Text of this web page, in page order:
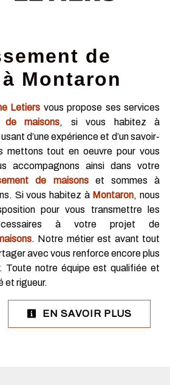
de
Montaron
Letiers vous propose ses services
de maisons, si vous habitez à
d’une expérience et d’un savoir-
mettons tout en oeuvre pour vous
accompagnons ainsi dans votre
de maisonset sommes à
Si vous habitez à Montaron, nous
pour vous transmettre les
à votre projet de
. Notre métier est avant tout
avec vous renforce encore plus
Toute notre équipe est qualifiée et
et rigueur.
EN SAVOIR PLUS